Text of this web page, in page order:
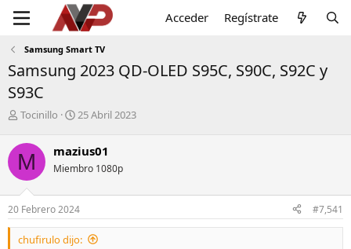
Acceder Regístrate
Samsung Smart TV
Samsung 2023 QD-OLED S95C, S90C, S92C y
S93C
I
i
c
i
a
d
o
r
d
Tocinillo
F
h
a
e
i
n
i
25 Abril 2023
M mazius01
Miembro 1080p
20 Febrero 2024 #7,541
chufirulo dijo: